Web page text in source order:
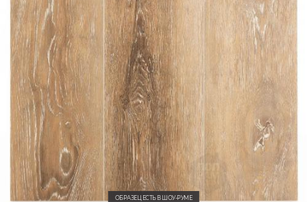
ОБРАЗЕЦ ЕСТЬ В ШОУ-РУМЕ